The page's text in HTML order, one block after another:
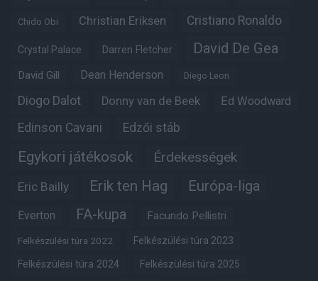
Chido Obi Christian Eriksen Cristiano Ronaldo
Crystal Palace Darren Fletcher David De Gea
David Gill Dean Henderson Diego Leon
Diogo Dalot Donny van de Beek Ed Woodward
Edinson Cavani Edzői stáb
Egykori játékosok Érdekességek
Eric Bailly Erik ten Hag Európa-liga
Everton FA-kupa Facundo Pellistri
Felkészülési túra 2022 Felkészülési túra 2023
Felkészülési túra 2024 Felkészülési túra 2025